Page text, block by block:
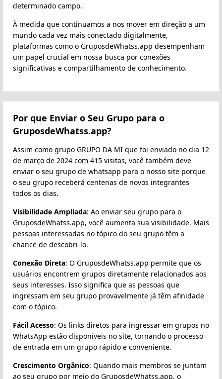
determinado campo.
À medida que continuamos a nos mover em direção a um
mundo cada vez mais conectado digitalmente,
plataformas como o GruposdeWhatss.app desempenham
um papel crucial em nossa busca por conexões
significativas e compartilhamento de conhecimento.
Por que Enviar o Seu Grupo para o
GruposdeWhatss.app?
Assim como grupo GRUPO DA MI que foi enviado no dia 12
de março de 2024 com 415 visitas, você também deve
enviar o seu grupo de whatsapp para o nosso site porque
o seu grupo receberá centenas de novos integrantes
todos os dias.
Visibilidade Ampliada: Ao enviar seu grupo para o
GruposdeWhatss.app, você aumenta sua visibilidade. Mais
pessoas interessadas no tópico do seu grupo têm a
chance de descobri-lo.
Conexão Direta: O GruposdeWhatss.app permite que os
usuários encontrem grupos diretamente relacionados aos
seus interesses. Isso significa que as pessoas que
ingressam em seu grupo provavelmente já têm afinidade
com o tópico.
Fácil Acesso: Os links diretos para ingressar em grupos no
WhatsApp estão disponíveis no site, tornando o processo
de entrada em um grupo rápido e conveniente.
Crescimento Orgânico: Quando mais membros se juntam
ao seu grupo por meio do GruposdeWhatss.app, o